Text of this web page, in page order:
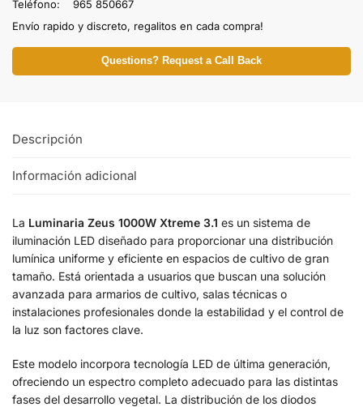
Teléfono: 965 850667
Envío rapido y discreto, regalitos en cada compra!
Questions? Request a Call Back
Descripción
Información adicional
La Luminaria Zeus 1000W Xtreme 3.1 es un sistema de
iluminación LED diseñado para proporcionar una distribución
lumínica uniforme y eficiente en espacios de cultivo de gran
tamaño. Está orientada a usuarios que buscan una solución
avanzada para armarios de cultivo, salas técnicas o
instalaciones profesionales donde la estabilidad y el control de
la luz son factores clave.
Este modelo incorpora tecnología LED de última generación,
ofreciendo un espectro completo adecuado para las distintas
fases del desarrollo vegetal. La distribución de los diodos